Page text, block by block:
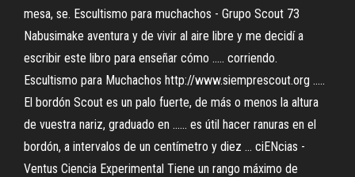
mesa, se. Escultismo para muchachos - Grupo Scout 73
Nabusimake aventura y de vivir al aire libre y me decidí a
escribir este libro para enseñar cómo ..... corriendo.
Escultismo para Muchachos http://www.siemprescout.org .....
El bordón Scout es un palo fuerte, de más o menos la altura
de vuestra nariz, graduado en ...... es útil hacer ranuras en el
bordón, a intervalos de un centímetro y diez ... ciENcias -
Ventus Ciencia Experimental Tiene un rango máximo de